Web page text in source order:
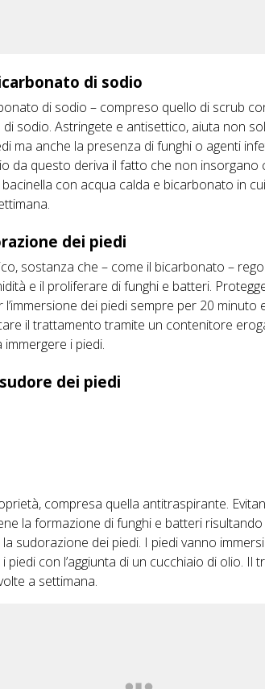
di sodio
di sodio – compreso quello di scrub
sodio. Astringete e antisettico, aiuta non
ma anche la presenza di funghi o agenti
da questo deriva il fatto che non insorgano
con acqua calda e bicarbonato in
dei piedi
sostanza che – come il bicarbonato –
e il proliferare di funghi e batteri.
dei piedi sempre per 20 minuto
il trattamento tramite un contenitore
i piedi.
dei piedi
compresa quella antitraspirante.
la formazione di funghi e batteri
sudorazione dei piedi. I piedi vanno immersi
con l’aggiunta di un cucchiaio di olio. Il
a settimana.